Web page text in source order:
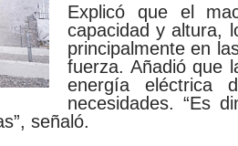
Explicó que el
capacidad y altura,
principalmente en
fuerza. Añadió que
energía eléctrica
necesidades. “Es
señaló.